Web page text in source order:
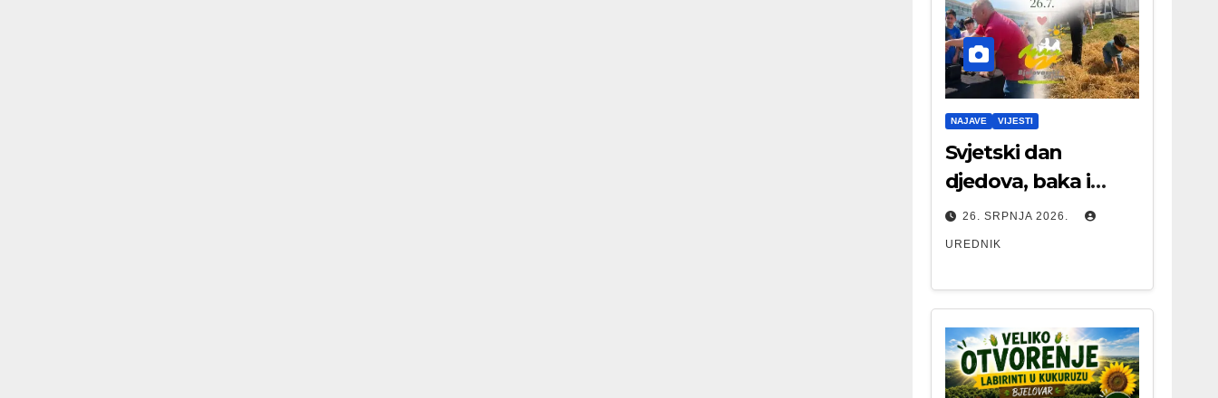
NAJAVE VIJESTI
Svjetski dan
djedova, baka i
starijih osoba
26. SRPNJA 2026.
UREDNIK